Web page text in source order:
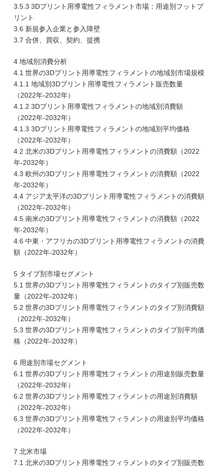
3.5.3 3Dプリント用導電性フィラメント市場：用途別フットプ
リント
3.6 新規参入企業と参入障壁
3.7 合併、買収、契約、提携
4 地域別消費分析
4.1 世界の3Dプリント用導電性フィラメントの地域別市場規模
4.1.1 地域別3Dプリント用導電性フィラメント販売数量
（2022年-2032年）
4.1.2 3Dプリント用導電性フィラメントの地域別消費額
（2022年-2032年）
4.1.3 3Dプリント用導電性フィラメントの地域別平均価格
（2022年-2032年）
4.2 北米の3Dプリント用導電性フィラメントの消費額（2022
年-2032年）
4.3 欧州の3Dプリント用導電性フィラメントの消費額（2022
年-2032年）
4.4 アジア太平洋の3Dプリント用導電性フィラメントの消費額
（2022年-2032年）
4.5 南米の3Dプリント用導電性フィラメントの消費額（2022
年-2032年）
4.6 中東・アフリカの3Dプリント用導電性フィラメントの消費
額（2022年-2032年）
5 タイプ別市場セグメント
5.1 世界の3Dプリント用導電性フィラメントのタイプ別販売数
量（2022年-2032年）
5.2 世界の3Dプリント用導電性フィラメントのタイプ別消費額
（2022年-2032年）
5.3 世界の3Dプリント用導電性フィラメントのタイプ別平均価
格（2022年-2032年）
6 用途別市場セグメント
6.1 世界の3Dプリント用導電性フィラメントの用途別販売数量
（2022年-2032年）
6.2 世界の3Dプリント用導電性フィラメントの用途別消費額
（2022年-2032年）
6.3 世界の3Dプリント用導電性フィラメントの用途別平均価格
（2022年-2032年）
7 北米市場
7.1 北米の3Dプリント用導電性フィラメントのタイプ別販売数